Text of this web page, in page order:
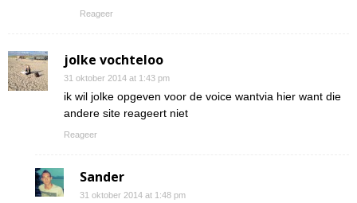
Reageer
jolke vochteloo
31 oktober 2014 at 1:43 pm
ik wil jolke opgeven voor de voice wantvia hier want die
andere site reageert niet
Reageer
Sander
31 oktober 2014 at 1:48 pm